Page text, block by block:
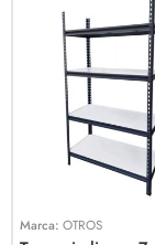
Marca: OTROS